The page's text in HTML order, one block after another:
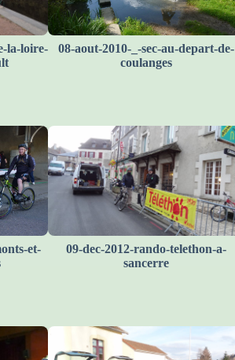
la-loire-
08-aout-2010-_-sec-au-depart-de-
coulanges
et-
09-dec-2012-rando-telethon-a-
sancerre